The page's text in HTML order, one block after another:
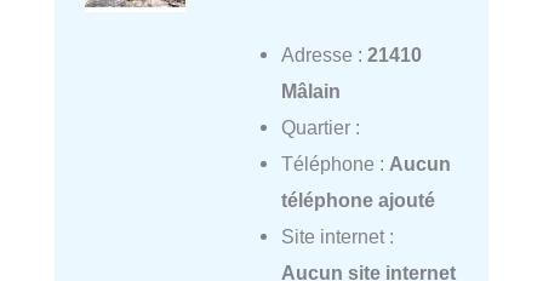
Adresse : 21410
Mâlain
Quartier :
Téléphone : Aucun
téléphone ajouté
Site internet :
Aucun site internet